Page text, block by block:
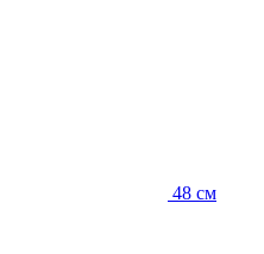
48 см